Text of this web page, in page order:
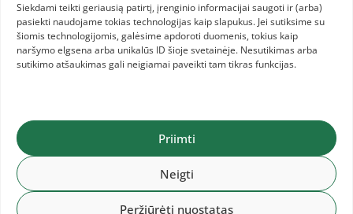
Siekdami teikti geriausią patirtį, įrenginio informacijai saugoti ir (arba)
pasiekti naudojame tokias technologijas kaip slapukus. Jei sutiksime su
šiomis technologijomis, galėsime apdoroti duomenis, tokius kaip
naršymo elgsena arba unikalūs ID šioje svetainėje. Nesutikimas arba
sutikimo atšaukimas gali neigiamai paveikti tam tikras funkcijas.
Priimti
Neigti
Peržiūrėti nuostatas
Minutes of the LLAF Council meeting of 4 July 2026
Minutes of the meeting of the Executive
Committee of 1 July 2025
Lithuanian Athletics Federation © 2025